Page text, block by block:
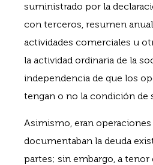
suministrado por la
con terceros, resumen
actividades comerciales u
la actividad ordinaria de la
independencia de que los
tengan o no la condición de
Asimismo, eran
documentaban la deuda
partes; sin embargo, a tenor